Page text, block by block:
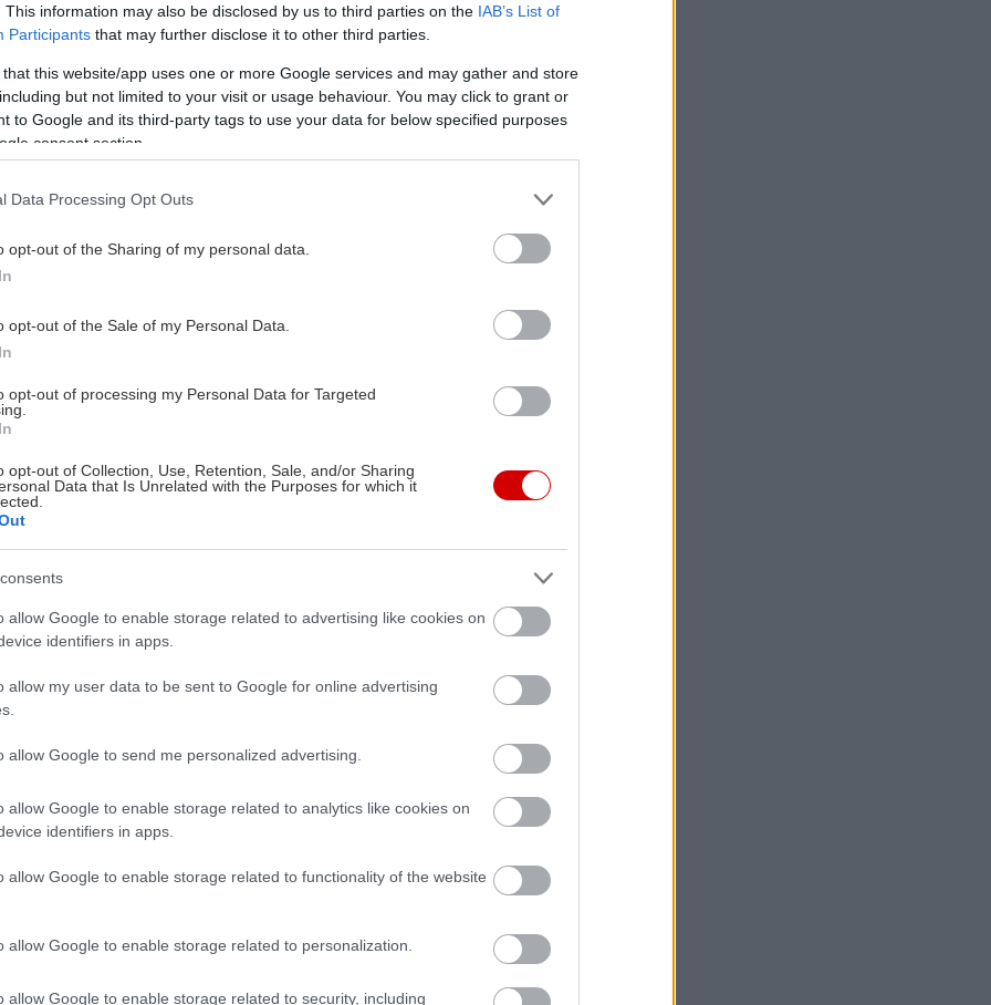
This information may also be disclosed by us to third parties on the IAB’s List of
Participants that may further disclose it to other third parties.
that this website/app uses one or more Google services and may gather and store
but not limited to your visit or usage behaviour. You may click to grant or
to Google and its third-party tags to use your data for below specified purposes
consent section.
Data Processing Opt Outs
opt-out of the Sharing of my personal data.
opt-out of the Sale of my Personal Data.
opt-out of processing my Personal Data for Targeted
opt-out of Collection, Use, Retention, Sale, and/or Sharing
Data that Is Unrelated with the Purposes for which it
allow Google to enable storage related to advertising like cookies on
identifiers in apps.
allow my user data to be sent to Google for online advertising
allow Google to send me personalized advertising.
allow Google to enable storage related to analytics like cookies on
identifiers in apps.
allow Google to enable storage related to functionality of the website
allow Google to enable storage related to personalization.
allow Google to enable storage related to security, including
παραμύθι. Αυτό αποκαλύπτεται μπροστά σου όταν περνάς τις
και μπαίνεις στην παλιά πόλη της. Εκεί απλώνονται
μεσαιωνικοί πύργοι, ιστορικές γέφυρες που
τον ποταμό Νέκαρ και πάνω από όλα, το επιβλητικό Κάστρο, ένα
απομεινάρι της Ιστορίας που στέκεται ψηλά στον λόφο,
της πανεπιστημιούπολης που εξελίχθηκε στο πιο γραφικό
στο μανίκι της Γερμανίας.
την Φρανκφούρτη, η Χαϊδελβέργη είναι ένας προορισμός που
Ιστορία και τα μεσαιωνικά της ίχνη, αλλά και σε όσους θέλουν
Χριστούγεννα σε ένα από τα γλυκύτατα «μυστικά» στην